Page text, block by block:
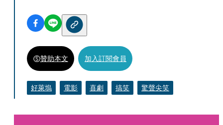
贊助本文 加入訂閱會員
好萊塢 電影 喜劇 搞笑 驚聲尖笑